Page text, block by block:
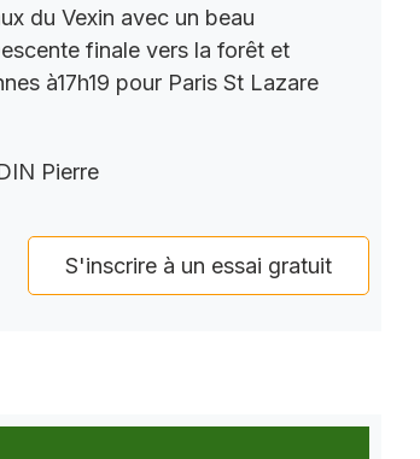
du Vexin avec un beau
finale vers la forêt et
à17h19 pour Paris St Lazare
Pierre
S'inscrire à un essai gratuit